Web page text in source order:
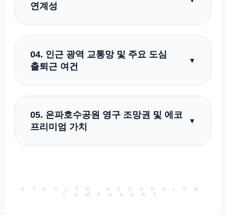
형성된 명문 학원가 인프라를 편리하게 공유할 수
있어 학부모 선호도가 매우 높습니다.
연계성
인프라가 가깝게 밀집해 있습니다. 자연이 주는
여유로운 힐링 라이프와 도심의 편리함을 번잡함
없이 동시에 누리는 최적의 입지입니다.
04. 인근 광역 교통망 및 주요 도심
출퇴근 여건
▼
신속한 이동이 가능합니다. 대중교통망 노선이
다채롭게 확충되어 있어 직주근접을 원하는
출퇴근 직장인들에게 훌륭한 교통 환경을
05. 은파호수공원 영구 조망권 및 에코
프리미엄 가치
▼
트인 호수 조망권을 영구적으로 확보하여 향후
STEALTH ACCORDION
COMPONENT